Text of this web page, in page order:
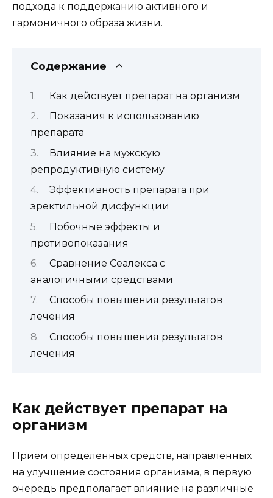
подхода к поддержанию активного и
гармоничного образа жизни.
Содержание
Как действует препарат на организм
Показания к использованию
препарата
Влияние на мужскую
репродуктивную систему
Эффективность препарата при
эректильной дисфункции
Побочные эффекты и
противопоказания
Сравнение Сеалекса с
аналогичными средствами
Способы повышения результатов
лечения
Способы повышения результатов
лечения
Как действует препарат на
организм
Приём определённых средств, направленных
на улучшение состояния организма, в первую
очередь предполагает влияние на различные